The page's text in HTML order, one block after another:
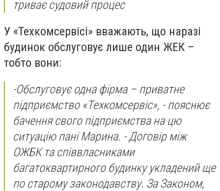
триває судовий процес
У «Техкомсервісі» вважають, що наразі
будинок обслуговує лише один ЖЕК –
тобто вони:
-Обслуговує одна фірма – приватне
підприємство «Техкомсервіс», - пояснює
бачення свого підприємства на цю
ситуацію пані Марина. -Договір між
ОЖБК та співвласниками
багатоквартирного будинку укладений ще
по старому законодавству. За Законом,